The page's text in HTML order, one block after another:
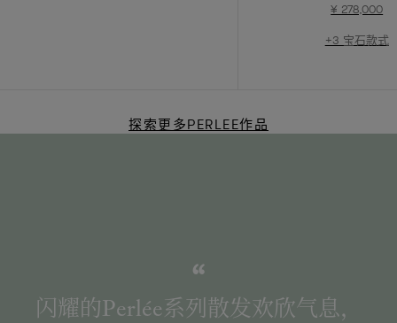
¥ 278,000
+3 宝石款式
探索更多PERLEE作品
闪耀的Perlée系列散发欢欣气息，